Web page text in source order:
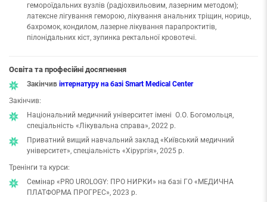
гемороїдальних вузлів (радіохвильовим, лазерним методом);
латексне лігування геморою, лікування анальних тріщин, нориць,
бахромок, кондилом, лазерне лікування парапроктитів,
пілонідальних кіст, зупинка ректальної кровотечі.
Освіта та професійні досягнення
Закінчив інтернатуру на базі Smart Medical Center
Закінчив:
Національний медичний університет імені О.О. Богомольця,
спеціальність «Лікувальна справа», 2022 р.
Приватний вищий навчальний заклад «Київський медичний
університет», спеціальність «Хірургія», 2025 р.
Тренінги та курси:
Семінар «PRO UROLOGY: ПРО НИРКИ» на базі ГО «МЕДИЧНА
ПЛАТФОРМА ПРОГРЕС», 2023 р.